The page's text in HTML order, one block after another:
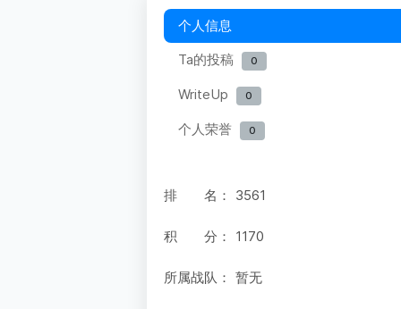
个人信息
Ta的投稿
0
WriteUp 0
个人荣誉 0
排 名： 3561
积 分： 1170
所属战队： 暂无